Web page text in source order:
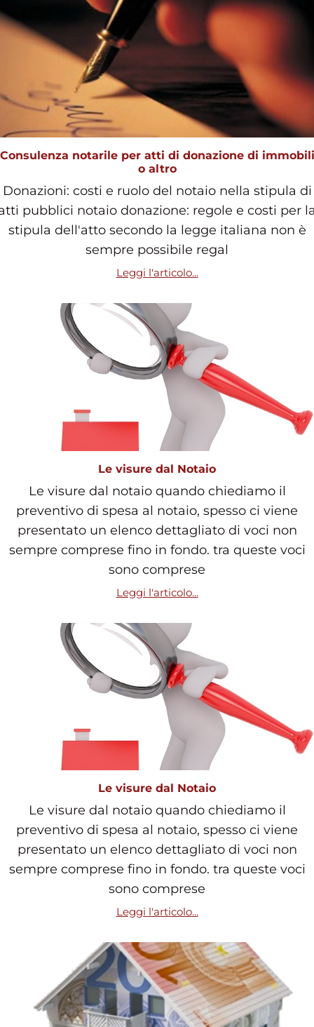
Consulenza notarile per atti di donazione di immobili
o altro
Donazioni: costi e ruolo del notaio nella stipula di
pubblici notaio donazione: regole e costi per
stipula dell'atto secondo la legge italiana non è
sempre possibile regal
Leggi l'articolo...
Le visure dal Notaio
Le visure dal notaio quando chiediamo il
preventivo di spesa al notaio, spesso ci viene
presentato un elenco dettagliato di voci non
sempre comprese fino in fondo. tra queste voci
sono comprese
Leggi l'articolo...
Le visure dal Notaio
Le visure dal notaio quando chiediamo il
preventivo di spesa al notaio, spesso ci viene
presentato un elenco dettagliato di voci non
sempre comprese fino in fondo. tra queste voci
sono comprese
Leggi l'articolo...